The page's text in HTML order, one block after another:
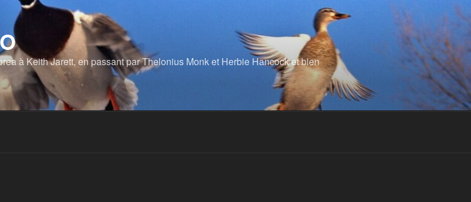
à Keith Jarett, en passant par Thelonius Monk et Herbie Hancock et bien